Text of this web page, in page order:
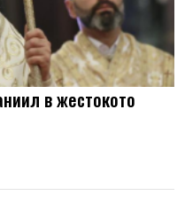
в жестокото